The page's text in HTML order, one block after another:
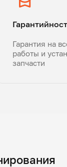
Гарантия на
работы и
запчасти